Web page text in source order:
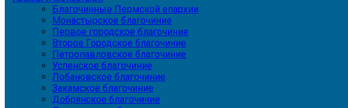
Благочинные Пермской епархии
Монастырское благочиние
Первое городское благочиние
Второе Городское благочиние
Петропавловское благочиние
Успенское благочиние
Лобановское благочиние
Закамское благочиние
Добрянское благочиние